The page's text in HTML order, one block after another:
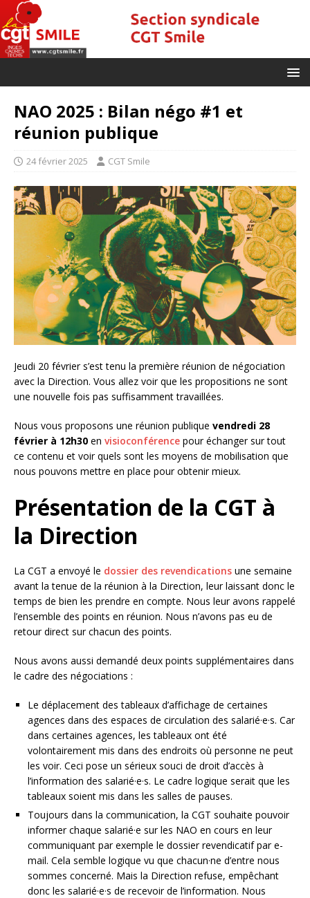
NAO 2025 : Bilan négo #1 et
réunion publique
24 février 2025 CGT Smile
Jeudi 20 février s’est tenu la première réunion de négociation
avec la Direction. Vous allez voir que les propositions ne sont
une nouvelle fois pas suffisamment travaillées.
Nous vous proposons une réunion publique vendredi 28
février à 12h30 en visioconférence pour échanger sur tout
ce contenu et voir quels sont les moyens de mobilisation que
nous pouvons mettre en place pour obtenir mieux.
Présentation de la CGT à
la Direction
La CGT a envoyé le dossier des revendications une semaine
avant la tenue de la réunion à la Direction, leur laissant donc le
temps de bien les prendre en compte. Nous leur avons rappelé
l’ensemble des points en réunion. Nous n’avons pas eu de
retour direct sur chacun des points.
Nous avons aussi demandé deux points supplémentaires dans
le cadre des négociations :
Le déplacement des tableaux d’affichage de certaines
agences dans des espaces de circulation des salarié·e·s. Car
dans certaines agences, les tableaux ont été
volontairement mis dans des endroits où personne ne peut
les voir. Ceci pose un sérieux souci de droit d’accès à
l’information des salarié·e·s. Le cadre logique serait que les
tableaux soient mis dans les salles de pauses.
Toujours dans la communication, la CGT souhaite pouvoir
informer chaque salarié·e sur les NAO en cours en leur
communiquant par exemple le dossier revendicatif par e-
mail. Cela semble logique vu que chacun·ne d’entre nous
sommes concerné. Mais la Direction refuse, empêchant
donc les salarié·e·s de recevoir de l’information. Nous